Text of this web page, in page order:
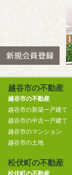
越谷市の不動産
越谷市の不動産
越谷市の新築一戸建て
越谷市の中古一戸建て
越谷市のマンション
越谷市の土地
松伏町の不動産